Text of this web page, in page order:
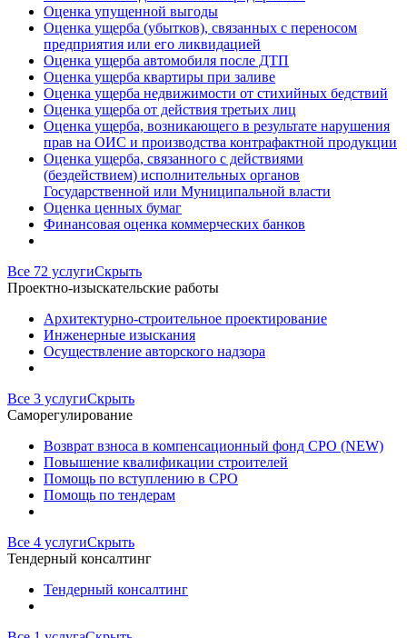
Оценка упущенной выгоды
Оценка ущерба (убытков), связанных с переносом
предприятия или его ликвидацией
Оценка ущерба автомобиля после ДТП
Оценка ущерба квартиры при заливе
Оценка ущерба недвижимости от стихийных бедствий
Оценка ущерба от действия третьих лиц
Оценка ущерба, возникающего в результате нарушения
прав на ОИС и производства контрафактной продукции
Оценка ущерба, связанного с действиями
(бездействием) исполнительных органов
Государственной или Муниципальной власти
Оценка ценных бумаг
Финансовая оценка коммерческих банков
Все 72 услугиСкрыть
Проектно-изыскательские работы
Архитектурно-строительное проектирование
Инженерные изыскания
Осуществление авторского надзора
Все 3 услугиСкрыть
Саморегулирование
Возврат взноса в компенсационный фонд СРО (NEW)
Повышение квалификации строителей
Помощь по вступлению в СРО
Помощь по тендерам
Все 4 услугиСкрыть
Тендерный консалтинг
Тендерный консалтинг